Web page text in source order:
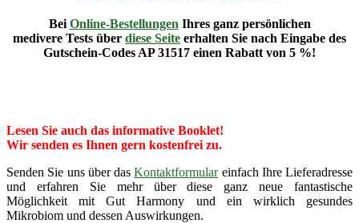
Bei Online-Bestellungen Ihres ganz persönlichen
medivere Tests über diese Seite erhalten Sie nach Eingabe des
Gutschein-Codes AP 31517 einen Rabatt von 5 %!
Lesen Sie auch das informative Booklet!
Wir senden es Ihnen gern kostenfrei zu.
Senden Sie uns über dasKontaktformulareinfach Ihre Lieferadresse
und erfahren Sie mehr über diese ganz neue fantastische
Möglichkeit mit Gut Harmony und ein wirklich gesundes
Mikrobiom und dessen Auswirkungen.